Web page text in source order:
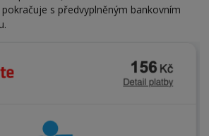
s předvyplněným bankovním